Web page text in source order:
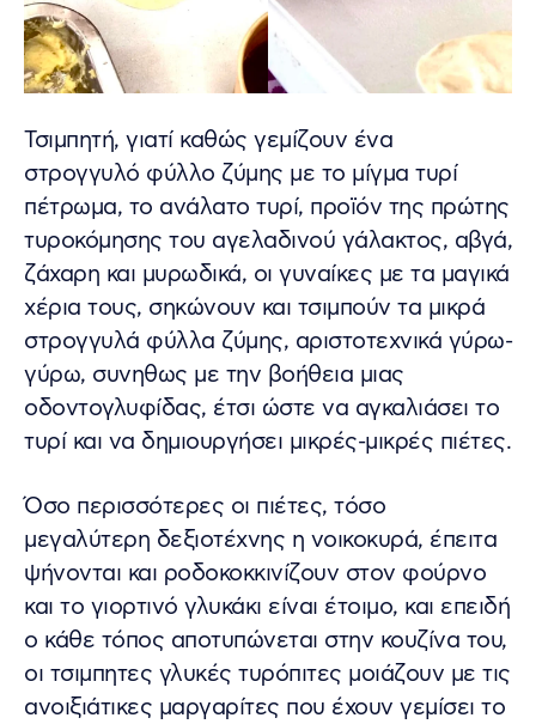
Τσιμπητή, γιατί καθώς γεμίζουν ένα
στρογγυλό φύλλο ζύμης με το μίγμα τυρί
πέτρωμα, το ανάλατο τυρί, προϊόν της πρώτης
τυροκόμησης του αγελαδινού γάλακτος, αβγά,
ζάχαρη και μυρωδικά, οι γυναίκες με τα μαγικά
χέρια τους, σηκώνουν και τσιμπούν τα μικρά
στρογγυλά φύλλα ζύμης, αριστοτεχνικά γύρω-
γύρω, συνηθως με την βοήθεια μιας
οδοντογλυφίδας, έτσι ώστε να αγκαλιάσει το
τυρί και να δημιουργήσει μικρές-μικρές πιέτες.
Όσο περισσότερες οι πιέτες, τόσο
μεγαλύτερη δεξιοτέχνης η νοικοκυρά, έπειτα
ψήνονται και ροδοκοκκινίζουν στον φούρνο
και το γιορτινό γλυκάκι είναι έτοιμο, και επειδή
ο κάθε τόπος αποτυπώνεται στην κουζίνα του,
οι τσιμπητες γλυκές τυρόπιτες μοιάζουν με τις
ανοιξιάτικες μαργαρίτες που έχουν γεμίσει το